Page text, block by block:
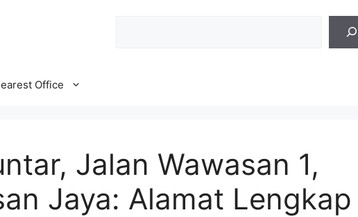
Office
Jalan Wawasan 1,
Jaya: Alamat Lengkap